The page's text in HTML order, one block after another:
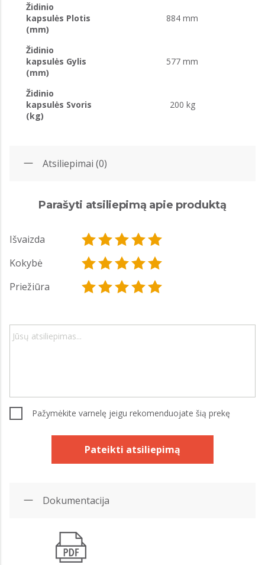
Židinio
kapsulės Plotis
(mm)
884 mm
Židinio
kapsulės Gylis
(mm)
577 mm
Židinio
kapsulės Svoris
(kg)
200 kg
Atsiliepimai (0)
Parašyti atsiliepimą apie produktą
Išvaizda
Kokybė
Priežiūra
Pažymėkite varnelę jeigu rekomenduojate šią prekę
Pateikti atsiliepimą
Dokumentacija